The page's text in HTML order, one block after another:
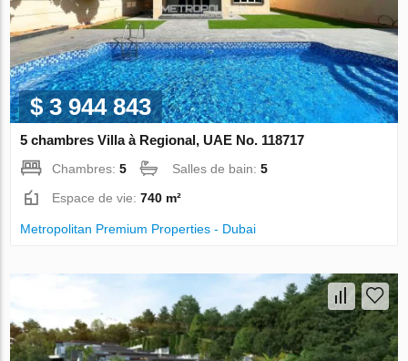
$ 3 944 843
5 chambres Villa à Regional, UAE No. 118717
Chambres:5 Salles de bain:5
Espace de vie:740 m²
Metropolitan Premium Properties - Dubai